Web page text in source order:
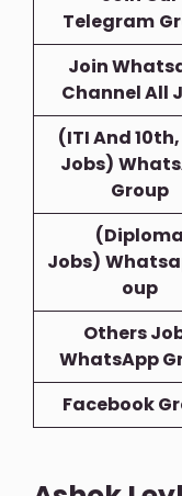
Telegram
Join
Channel All
(ITI And
Jobs)
Group
(Diploma
Jobs)
Oup
Others
WhatsApp
Facebook